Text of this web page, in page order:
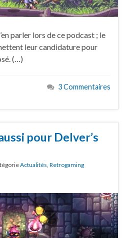
parler lors de ce podcast ; le
leur candidature pour
(…)
3 Commentaires
pour Delver’s
Actualités, Retrogaming